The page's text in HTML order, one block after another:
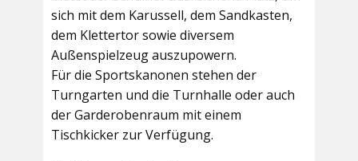
sich mit dem Karussell, dem Sandkasten,
dem Klettertor sowie diversem
Außenspielzeug auszupowern.
Für die Sportskanonen stehen der
Turngarten und die Turnhalle oder auch
derGarderobenraum mit einem
Tischkicker zur Verfügung.